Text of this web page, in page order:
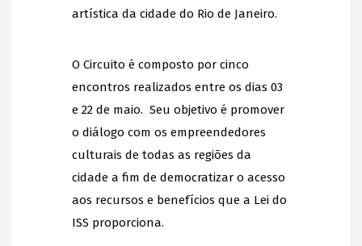
artística da cidade do Rio de Janeiro.
O Circuito é composto por cinco
encontros realizados entre os dias 03
e 22 de maio. Seu objetivo é promover
o diálogo com os empreendedores
culturais de todas as regiões da
cidade a fim de democratizar o acesso
aos recursos e benefícios que a Lei do
ISS proporciona.